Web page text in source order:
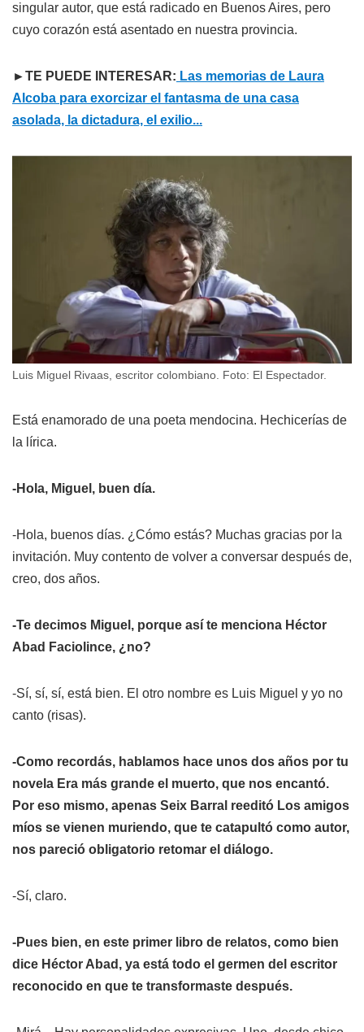
singular autor, que está radicado en Buenos Aires, pero
cuyo corazón está asentado en nuestra provincia.
►TE PUEDE INTERESAR: Las memorias de Laura
Alcoba para exorcizar el fantasma de una casa
asolada, la dictadura, el exilio...
Luis Miguel Rivaas, escritor colombiano. Foto: El Espectador.
Está enamorado de una poeta mendocina. Hechicerías de
la lírica.
-Hola, Miguel, buen día.
-Hola, buenos días. ¿Cómo estás? Muchas gracias por la
invitación. Muy contento de volver a conversar después de,
creo, dos años.
-Te decimos Miguel, porque así te menciona Héctor
Abad Faciolince, ¿no?
-Sí, sí, sí, está bien. El otro nombre es Luis Miguel y yo no
canto (risas).
-Como recordás, hablamos hace unos dos años por tu
novela Era más grande el muerto, que nos encantó.
Por eso mismo, apenas Seix Barral reeditó Los amigos
míos se vienen muriendo, que te catapultó como autor,
nos pareció obligatorio retomar el diálogo.
-Sí, claro.
-Pues bien, en este primer libro de relatos, como bien
dice Héctor Abad, ya está todo el germen del escritor
reconocido en que te transformaste después.